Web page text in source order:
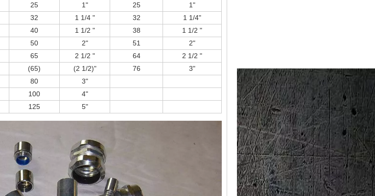
25 1" 25
1"
32 1 1/4 " 32
1 1/4"
40 1 1/2 " 38
1 1/2 "
50 2" 51
2"
65 2 1/2 " 64
2 1/2 "
(65) (2 1/2)" 76
3"
80
3"
100
4"
125 5"